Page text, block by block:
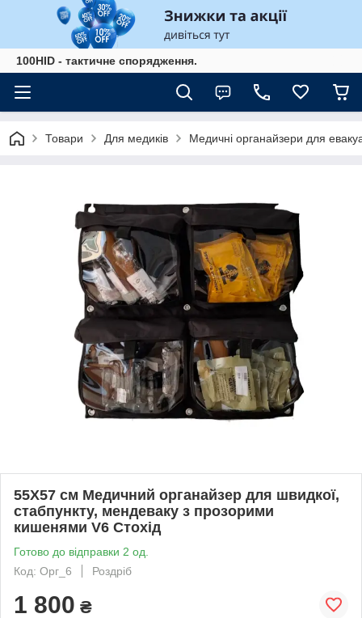
100HID - тактичне спорядження.
Товари Для медиків Медичні органайзери для
55Х57 см Медичний органайзер для швидкої,
стабпункту, мендеваку з прозорими
кишенями V6 Стохід
Готово до відправки 2 од.
Код: Орг_6
Роздріб
1 800 ₴